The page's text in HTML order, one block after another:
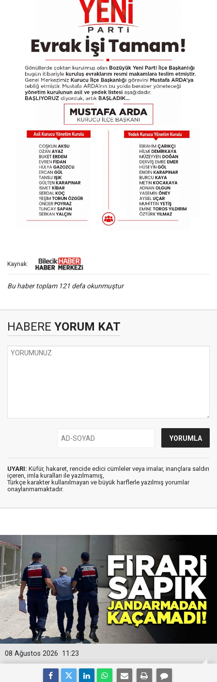
Kaynak:
Bu haber toplam 121 defa okunmuştur
HABERE YORUM KAT
UYARI: Küfür, hakaret, rencide edici cümleler veya imalar, inançlara saldırı
içeren, imla kuralları ile yazılmamış,
Türkçe karakter kullanılmayan ve büyük harflerle yazılmış yorumlar
onaylanmamaktadır.
11:23
08 Ağustos 2026